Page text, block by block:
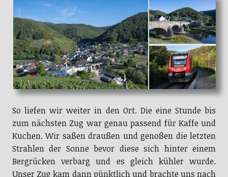
So liefen wir weiter in den Ort. Die eine Stunde bis
zum nächsten Zug war genau passend für Kaffe und
Kuchen. Wir saßen draußen und genoßen die letzten
Strahlen der Sonne bevor diese sich hinter einem
Bergrücken verbarg und es gleich kühler wurde.
Unser Zug kam dann pünktlich und brachte uns nach